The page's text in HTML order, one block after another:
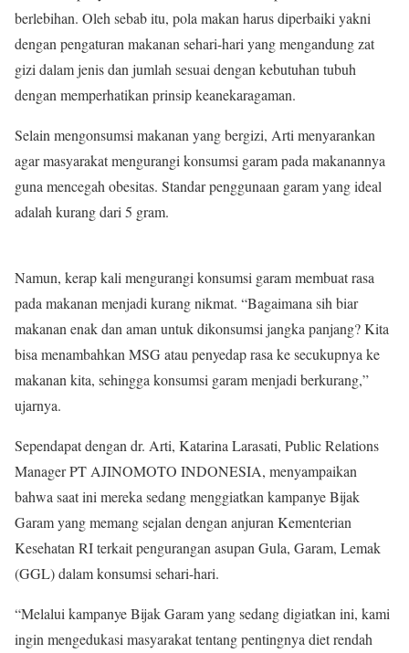
berlebihan. Oleh sebab itu, pola makan harus diperbaiki yakni
dengan pengaturan makanan sehari-hari yang mengandung zat
gizi dalam jenis dan jumlah sesuai dengan kebutuhan tubuh
dengan memperhatikan prinsip keanekaragaman.
Selain mengonsumsi makanan yang bergizi, Arti menyarankan
agar masyarakat mengurangi konsumsi garam pada makanannya
guna mencegah obesitas. Standar penggunaan garam yang ideal
adalah kurang dari 5 gram.
Namun, kerap kali mengurangi konsumsi garam membuat rasa
pada makanan menjadi kurang nikmat. “Bagaimana sih biar
makanan enak dan aman untuk dikonsumsi jangka panjang? Kita
bisa menambahkan MSG atau penyedap rasa ke secukupnya ke
makanan kita, sehingga konsumsi garam menjadi berkurang,”
ujarnya.
Sependapat dengan dr. Arti, Katarina Larasati, Public Relations
Manager PT AJINOMOTO INDONESIA, menyampaikan
bahwa saat ini mereka sedang menggiatkan kampanye Bijak
Garam yang memang sejalan dengan anjuran Kementerian
Kesehatan RI terkait pengurangan asupan Gula, Garam, Lemak
(GGL) dalam konsumsi sehari-hari.
“Melalui kampanye Bijak Garam yang sedang digiatkan ini, kami
ingin mengedukasi masyarakat tentang pentingnya diet rendah